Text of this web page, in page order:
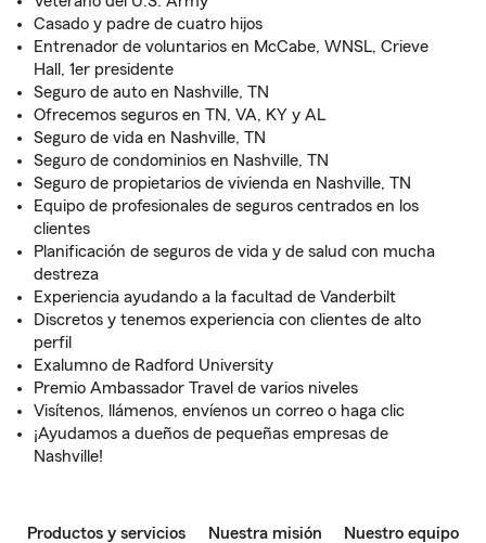
Casado y padre de cuatro hijos
Entrenador de voluntarios en McCabe, WNSL, Crieve
Hall, 1er presidente
Seguro de auto en Nashville, TN
Ofrecemos seguros en TN, VA, KY y AL
Seguro de vida en Nashville, TN
Seguro de condominios en Nashville, TN
Seguro de propietarios de vivienda en Nashville, TN
Equipo de profesionales de seguros centrados en los
clientes
Planificación de seguros de vida y de salud con mucha
destreza
Experiencia ayudando a la facultad de Vanderbilt
Discretos y tenemos experiencia con clientes de alto
perfil
Exalumno de Radford University
Premio Ambassador Travel de varios niveles
Visítenos, llámenos, envíenos un correo o haga clic
¡Ayudamos a dueños de pequeñas empresas de
Nashville!
Productos y servicios Nuestra misión Nuestro equipo